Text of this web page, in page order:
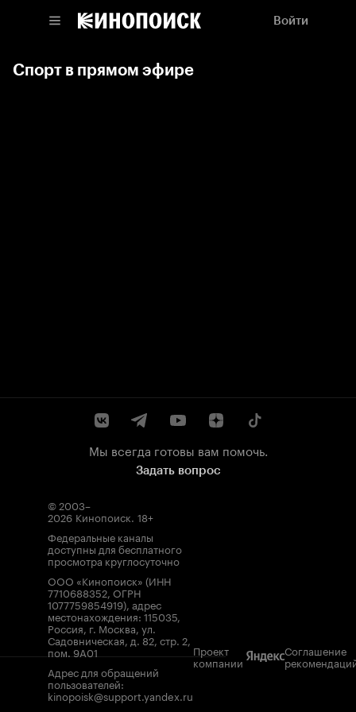
Войти
Спорт в прямом эфире
Мы всегда готовы вам помочь.
Задать вопрос
© 2003–
2026 Кинопоиск. 18+
Федеральные каналы
доступны для бесплатного
просмотра круглосуточно
ООО «Кинопоиск» (ИНН
7710688352, ОГРН
1077759854919), адрес
местонахождения: 115035,
Россия, г. Москва, ул.
Садовническая, д. 82, стр. 2,
пом. 9А01
Адрес для обращений
пользователей:
kinopoisk@support.yandex.ru
Проект
компании
Соглашение